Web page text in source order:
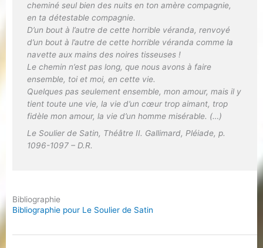
cheminé seul bien des nuits en ton amère compagnie,
en ta détestable compagnie.
D’un bout à l’autre de cette horrible véranda, renvoyé
d’un bout à l’autre de cette horrible véranda comme la
navette aux mains des noires tisseuses !
Le chemin n’est pas long, que nous avons à faire
ensemble, toi et moi, en cette vie.
Quelques pas seulement ensemble, mon amour, mais il y
tient toute une vie, la vie d’un cœur trop aimant, trop
fidèle mon amour, la vie d’un homme misérable. (…)
Le Soulier de Satin, ThéâtreII. Gallimard, Pléiade, p.
1096-1097 – D.R.
Bibliographie
Bibliographie pour Le Soulier de Satin